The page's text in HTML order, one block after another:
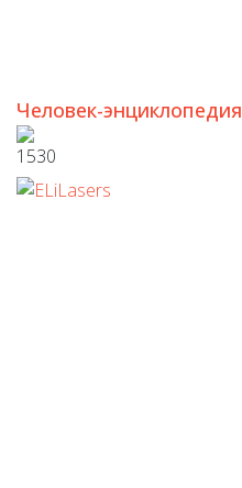
Человек-энциклопедия
1530